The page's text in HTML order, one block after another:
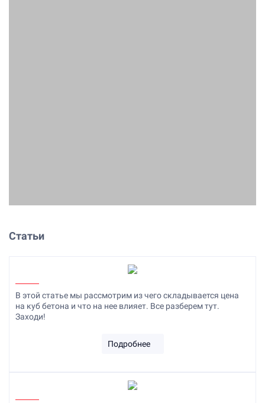
Статьи
В этой статье мы рассмотрим из чего складывается цена
на куб бетона и что на нее влияет. Все разберем тут.
Заходи!
Подробнее